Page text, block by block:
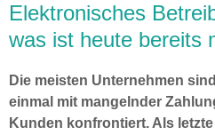
Elektronisches
was ist heute bereits
Die meisten Unternehmen
einmal mit mangelnder
Kunden konfrontiert. Als